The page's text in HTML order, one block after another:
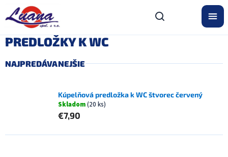
obsah
PREDLOŽKY K WC
NAJPREDÁVANEJŠIE
Kúpelňová predložka k WC štvorec červený
Skladom(20 ks)
€7,90